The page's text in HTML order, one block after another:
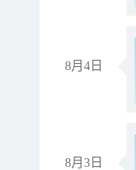
8月4日
8月3日